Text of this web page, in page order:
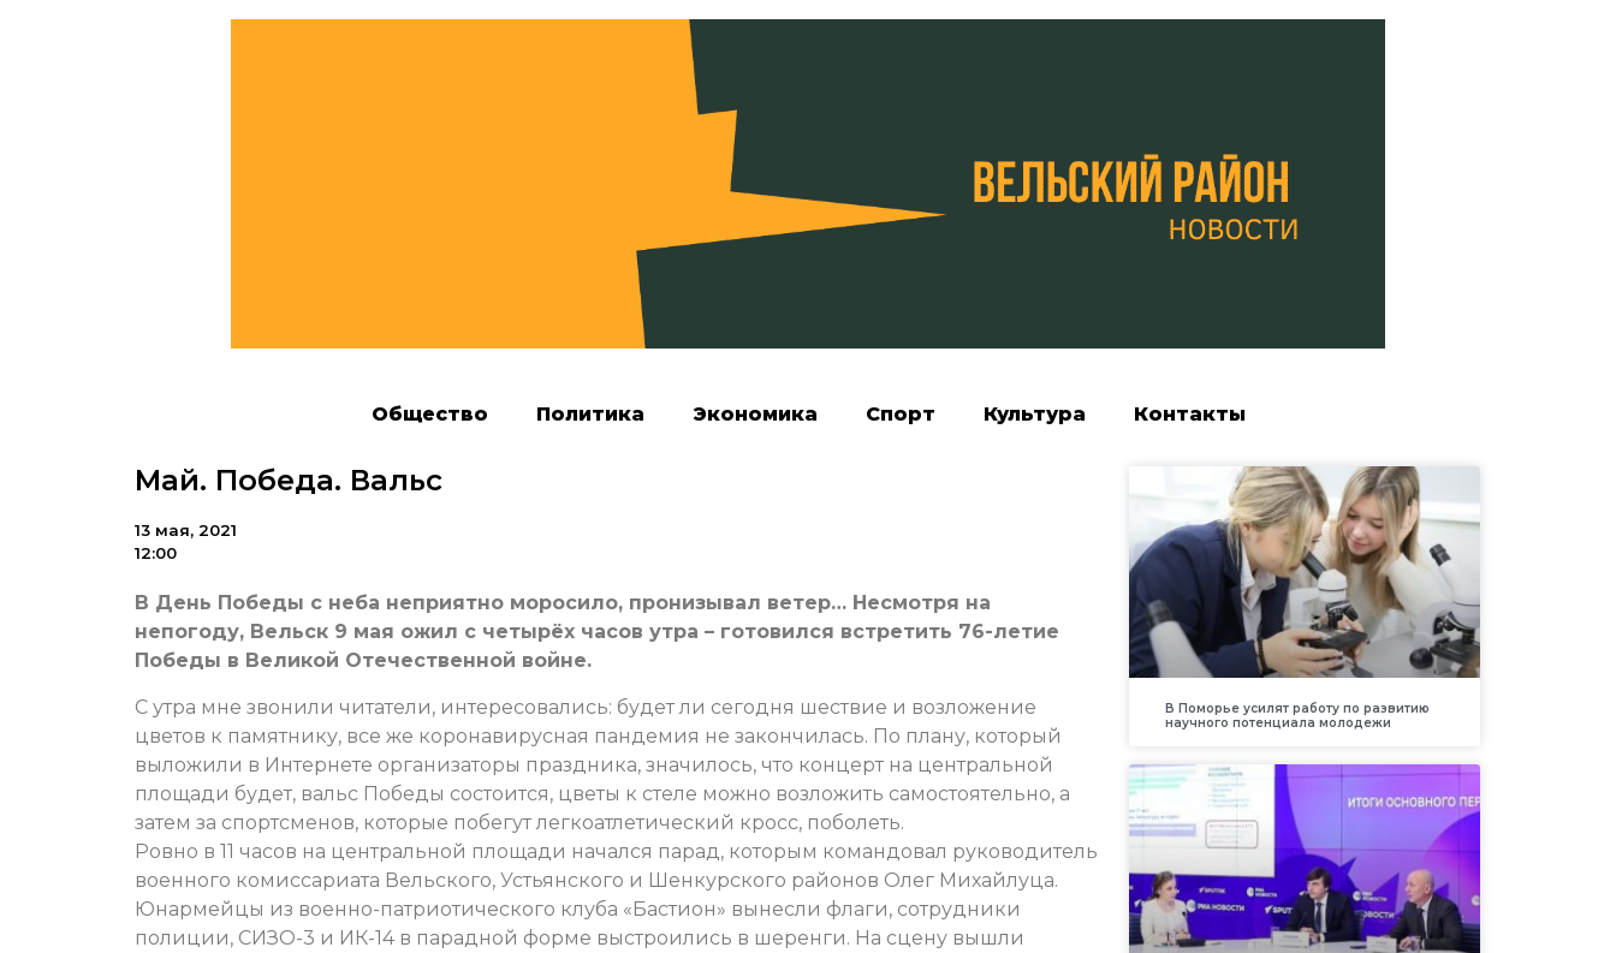
Общество Политика Экономика Спорт Культура Контакты
Май. Победа. Вальс
13 мая, 2021
12:00
В День Победы с неба неприятно моросило, пронизывал ветер… Несмотря на
непогоду, Вельск 9 мая ожил с четырёх часов утра – готовился встретить 76-летие
Победы в Великой Отечественной войне.
С утра мне звонили читатели, интересовались: будет ли сегодня шествие и возложение
цветов к памятнику, все же коронавирусная пандемия не закончилась. По плану, который
выложили в Интернете организаторы праздника, значилось, что концерт на центральной
площади будет, вальс Победы состоится, цветы к стеле можно возложить самостоятельно, а
затем за спортсменов, которые побегут легкоатлетический кросс, поболеть.
Ровно в 11 часов на центральной площади начался парад, которым командовал руководитель
военного комиссариата Вельского, Устьянского и Шенкурского районов Олег Михайлуца.
Юнармейцы из военно-патриотического клуба «Бастион» вынесли флаги, сотрудники
полиции, СИЗО-3 и ИК-14 в парадной форме выстроились в шеренги. На сцену вышли
В Поморье усилят работу по развитию
научного потенциала молодежи